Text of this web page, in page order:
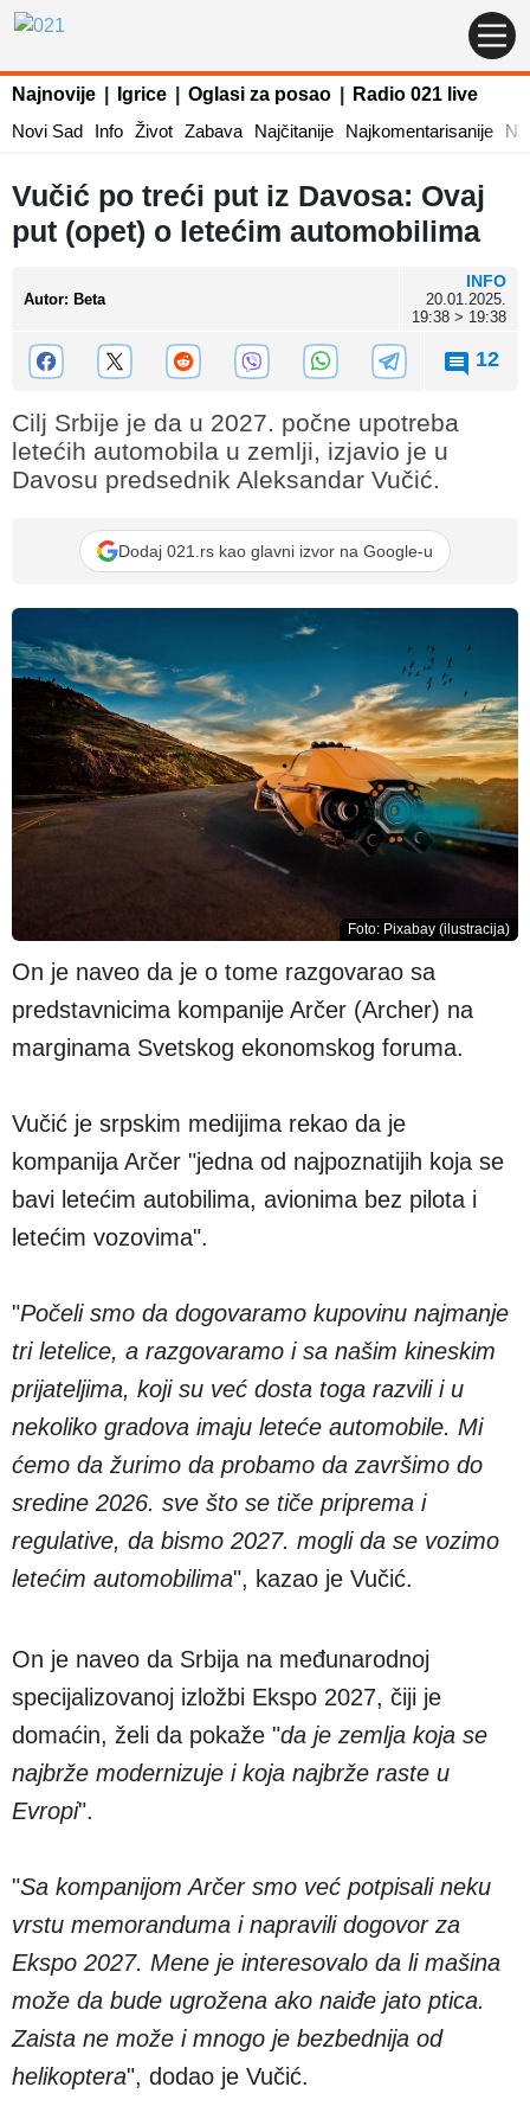
Najnovije Igrice Oglasi za posao
Radio 021 live
Novi Sad
Info Život Zabava Najčitanije Najkomentarisanije
Vučić po treći put iz Davosa: Ovaj
put (opet) o letećim automobilima
Autor: Beta
INFO
20.01.2025.
19:38 > 19:38
12
Cilj Srbije je da u 2027. počne upotreba
letećih automobila u zemlji, izjavio je u
Davosu predsednik Aleksandar Vučić.
Dodaj 021.rs kao glavni izvor na Google-u
Foto: Pixabay (ilustracija)
On je naveo da je o tome razgovarao sa
predstavnicima kompanije Arčer (Archer) na
marginama Svetskog ekonomskog foruma.
Vučić je srpskim medijima rekao da je
kompanija Arčer "jedna od najpoznatijih koja se
bavi letećim autobilima, avionima bez pilota i
letećim vozovima".
"Počeli smo da dogovaramo kupovinu najmanje
tri letelice, a razgovaramo i sa našim kineskim
prijateljima, koji su već dosta toga razvili i u
nekoliko gradova imaju leteće automobile. Mi
ćemo da žurimo da probamo da završimo do
sredine 2026. sve što se tiče priprema i
regulative, da bismo 2027. mogli da se vozimo
letećim automobilima", kazao je Vučić.
On je naveo da Srbija na međunarodnoj
specijalizovanoj izložbi Ekspo 2027, čiji je
domaćin, želi da pokaže "da je zemlja koja se
najbrže modernizuje i koja najbrže raste u
Evropi".
"Sa kompanijom Arčer smo već potpisali neku
vrstu memoranduma i napravili dogovor za
Ekspo 2027. Mene je interesovalo da li mašina
može da bude ugrožena ako naiđe jato ptica.
Zaista ne može i mnogo je bezbednija od
helikoptera", dodao je Vučić.